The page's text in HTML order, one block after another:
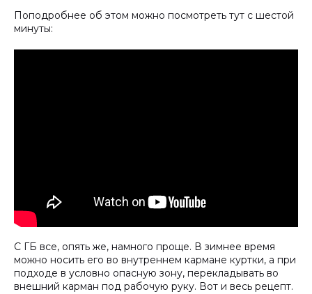
Поподробнее об этом можно посмотреть тут с шестой
минуты:
С ГБ все, опять же, намного проще. В зимнее время
можно носить его во внутреннем кармане куртки, а при
подходе в условно опасную зону, перекладывать во
внешний карман под рабочую руку. Вот и весь рецепт.